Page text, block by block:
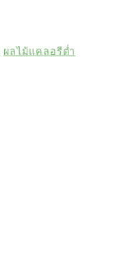
ผลไม้แคลอรีต่ำ